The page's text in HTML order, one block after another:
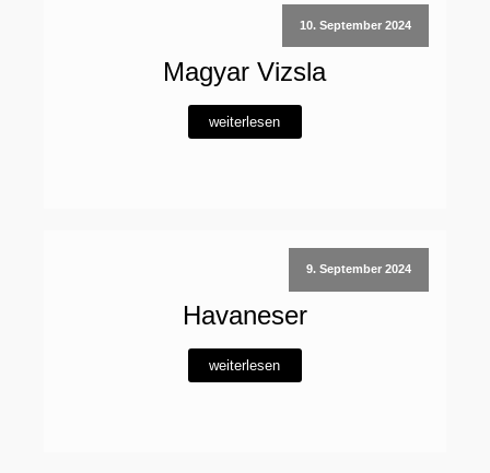
10. September 2024
Magyar Vizsla
weiterlesen
9. September 2024
Havaneser
weiterlesen